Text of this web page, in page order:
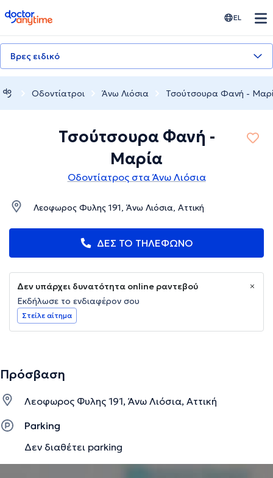
doctoranytime EL
Βρες ειδικό
Οδοντίατροι Άνω Λιόσια Τσούτσουρα Φανή -
Τσούτσουρα Φανή -
Μαρία
Οδοντίατρος στα Άνω Λιόσια
Λεοφωρος Φυλης 191, Άνω Λιόσια, Αττική
ΔΕΣ ΤΟ ΤΗΛΕΦΩΝΟ
Δεν υπάρχει δυνατότητα online ραντεβού
Εκδήλωσε το ενδιαφέρον σου
Στείλε αίτημα
Πρόσβαση
Λεοφωρος Φυλης 191, Άνω Λιόσια, Αττική
Parking
Δεν διαθέτει parking